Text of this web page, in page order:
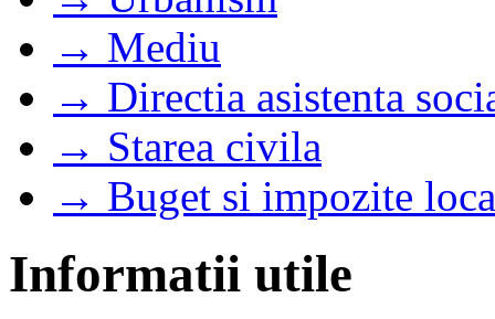
→ Mediu
→ Directia asistenta
→ Starea civila
→ Buget si impozite
Informatii utile